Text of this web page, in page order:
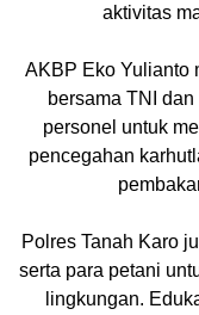
aktivitas
AKBP Eko Yulianto
bersama TNI
personel untuk
pencegahan
Polres Tanah Karo
serta para petani
lingkungan.